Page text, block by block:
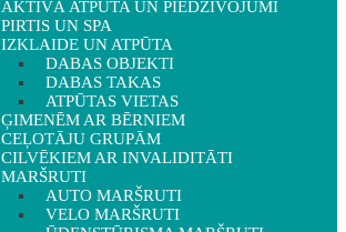
AKTĪVĀ ATPŪTA UN PIEDZĪVOJUMI
PIRTIS UN SPA
IZKLAIDE UN ATPŪTA
DABAS OBJEKTI
DABAS TAKAS
ATPŪTAS VIETAS
ĢIMENĒM AR BĒRNIEM
CEĻOTĀJU GRUPĀM
CILVĒKIEM AR INVALIDITĀTI
MARŠRUTI
AUTO MARŠRUTI
VELO MARŠRUTI